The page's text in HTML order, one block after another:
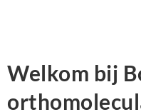
Welkom bij